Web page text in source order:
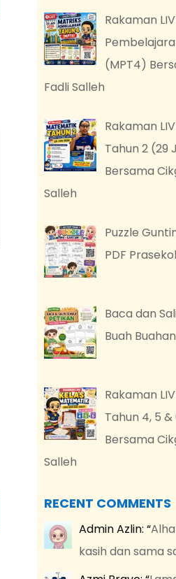
Rakaman
(MPT4)
Fadli Salleh
Rakaman
Tahun 2 (29
Bersama
Salleh
Puzzle
PDF
Baca dan
Buah
Rakaman
Tahun 4, 5
Bersama
Salleh
RECENT COMMENTS
Admin Azlin: “
kasih dan sama